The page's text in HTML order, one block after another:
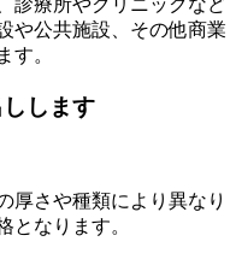
診療所やクリニックなど
や公共施設、その他商業
す。
します
厚さや種類により異なり
となります。